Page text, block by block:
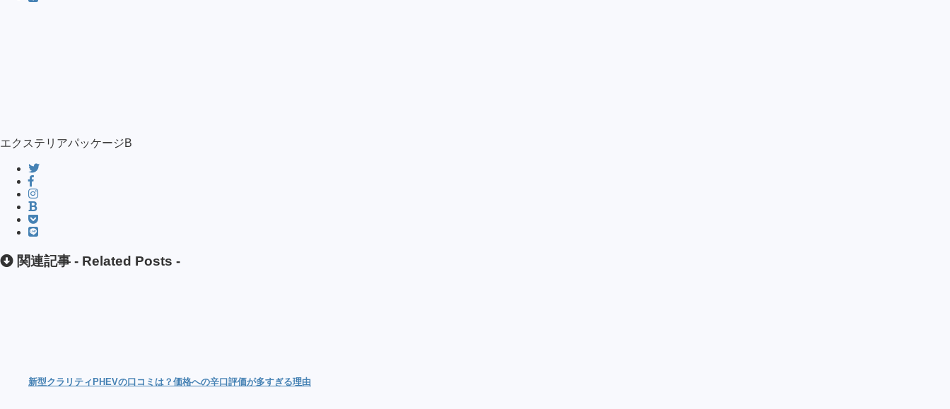
エクステリアパッケージB
関連記事 - Related Posts -
新型クラリティPHEVの口コミは？価格への辛口評価が多すぎる理由